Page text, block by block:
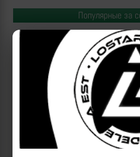
Популярные за